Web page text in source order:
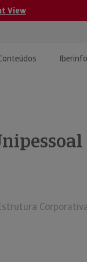
View
Corporativa